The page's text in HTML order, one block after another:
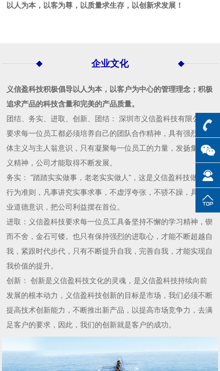
以人为本，以客为尊，以质量求生存，以创新求发展！
企业文化
义信盈科技积极倡导以人为本，以客户为中心的管理理念；积极
追求产品的科技含量和完美的产品质量。
团结、务实、进取、创新、团结： 深圳市义信盈科技有限公司
要求每一位员工都必须培养自己的团队合作精神，具有强烈的集
体主义与主人翁意识，只有凝聚每一位员工的力量，发扬集体主
义精神，公司才能取得不断发展。
务实： "踏踏实实做事，老老实实做人"，这是义信盈科技做人的
行为准则，凡事讲究实事求事，不虚浮夸张，不骄不躁，具有职
业道德意识，把公司利益摆在首位。
进取：义信盈科技要求每一位员工具备坚持不懈的学习精神，锲
而不舍，金石可镂。也只有保持强烈的进取心，才能不断超越自
我，紧跟时代步代，只有不断提升自我，完善自我，才能实现自
我价值的提升。
创新： 创新是义信盈科技文化的灵魂，是义信盈科技持续向前
发展的根本动力，义信盈科技创新的目标是市场，我们必须不断
提高技术创新能力，不断推出新产品，以提高市场竞争力，去满
足客户的要求，因此，我们的创新就是客户的成功。